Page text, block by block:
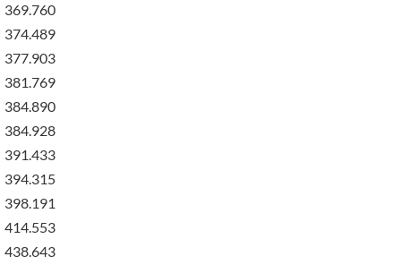
369.760
374.489
377.903
381.769
384.890
384.928
391.433
394.315
398.191
414.553
438.643